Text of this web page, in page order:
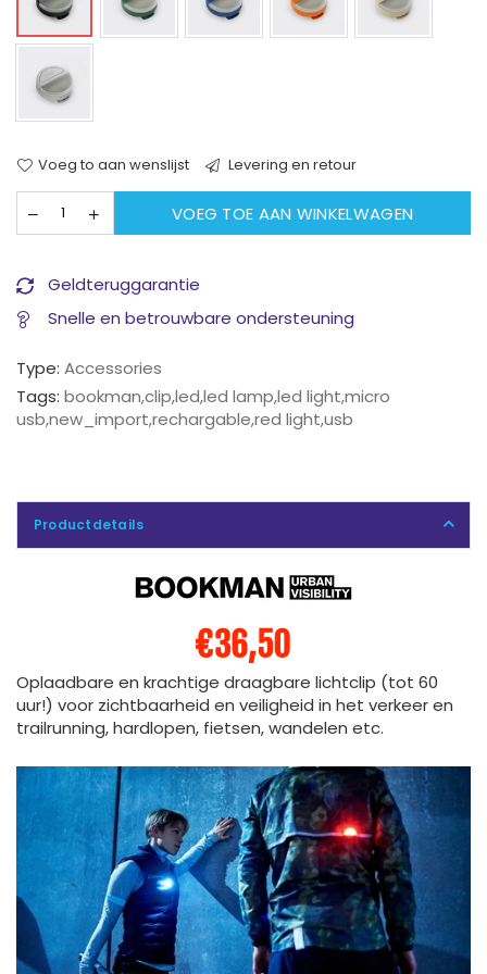
Voeg to aan wenslijst Levering en retour
VOEG TOE AAN WINKELWAGEN
Geldteruggarantie
Snelle en betrouwbare ondersteuning
Type: Accessories
Tags: bookman,clip,led,led lamp,led light,micro
usb,new_import,rechargable,red light,usb
Productdetails
€36,50
Oplaadbare en krachtige draagbare lichtclip (tot 60
uur!) voor zichtbaarheid en veiligheid in het verkeer en
trailrunning, hardlopen, fietsen, wandelen etc.